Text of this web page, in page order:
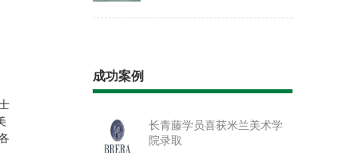
成功案例
长青藤学员喜获米兰美术学
院录取